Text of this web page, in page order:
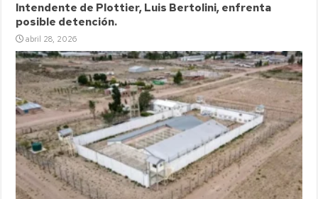
Intendente de Plottier, Luis Bertolini, enfrenta
posible detención.
abril 28, 2026